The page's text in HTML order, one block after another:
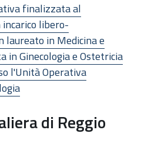
finalizzata al
libero-
laureato in Medicina e
in Ginecologia e Ostetricia
l'Unità Operativa
di Reggio